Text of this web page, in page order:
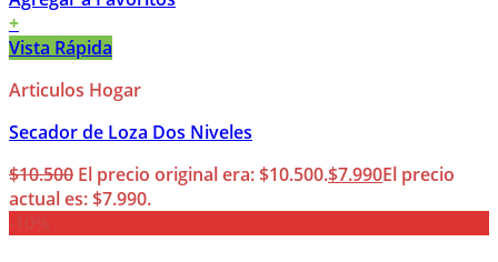
+
Vista Rápida
Articulos Hogar
Secador de Loza Dos Niveles
$10.500 El precio original era: $10.500.$7.990El precio
actual es: $7.990.